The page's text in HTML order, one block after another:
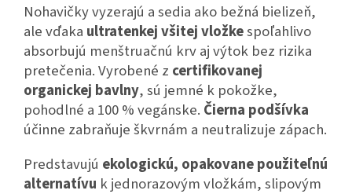
Nohavičky vyzerajú a sedia ako bežná bielizeň,
ale vďaka ultratenkej všitej vložkespoľahlivo
absorbujú menštruačnú krv aj výtok bez rizika
pretečenia. Vyrobené z certifikovanej
organickej bavlny, sú jemné k pokožke,
pohodlné a 100 % vegánske. Čierna podšívka
účinne zabraňuje škvrnám a neutralizuje zápach.
Predstavujú ekologickú, opakovane použiteľnú
alternatívu k jednorazovým vložkám, slipovým